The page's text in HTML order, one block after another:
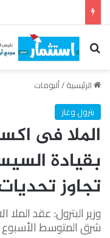
بحث عن
الرئيسية/ألبومات
بترول وغاز
الملا فى
بقيادة
تجاوز
وزير البترول: عقد
شرق المتوسط الأسبوع